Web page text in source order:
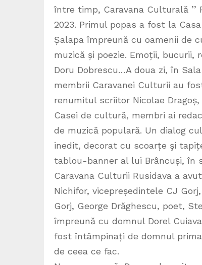
între timp, Caravana Culturală ’’
2023. Primul popas a fost la
Șalapa împreună cu oamenii de
muzică și poezie. Emoții, bucurii,
Doru Dobrescu…A doua zi, în
membrii Caravanei Culturii au
renumitul scriitor Nicolae
Casei de cultură, membri ai
de muzică populară. Un dialog
inedit, decorat cu scoarțe şi
tablou-banner al lui Brâncuși, în
Caravana Culturii Rusidava a
Nichifor, vicepreședintele CJ
Gorj, George Drăghescu, poet,
împreună cu domnul Dorel
fost întâmpinați de domnul
de ceea ce fac.